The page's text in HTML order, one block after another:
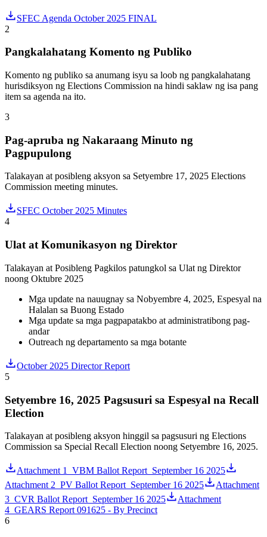
SFEC Agenda October 2025 FINAL
2
Pangkalahatang Komento ng Publiko
Komento ng publiko sa anumang isyu sa loob ng pangkalahatang
hurisdiksyon ng Elections Commission na hindi saklaw ng isa pang
item sa agenda na ito.
3
Pag-apruba ng Nakaraang Minuto ng
Pagpupulong
Talakayan at posibleng aksyon sa Setyembre 17, 2025 Elections
Commission meeting minutes.
SFEC October 2025 Minutes
4
Ulat at Komunikasyon ng Direktor
Talakayan at Posibleng Pagkilos patungkol sa Ulat ng Direktor
noong Oktubre 2025
Mga update na nauugnay sa Nobyembre 4, 2025, Espesyal na
Halalan sa Buong Estado
Mga update sa mga pagpapatakbo at administratibong pag-
andar
Outreach ng departamento sa mga botante
October 2025 Director Report
5
Setyembre 16, 2025 Pagsusuri sa Espesyal na Recall
Election
Talakayan at posibleng aksyon hinggil sa pagsusuri ng Elections
Commission sa Special Recall Election noong Setyembre 16, 2025.
Attachment 1_VBM Ballot Report_September 16 2025
Attachment 2_PV Ballot Report_September 16 2025
Attachment
3_CVR Ballot Report_September 16 2025
Attachment
4_GEARS Report 091625 - By Precinct
6